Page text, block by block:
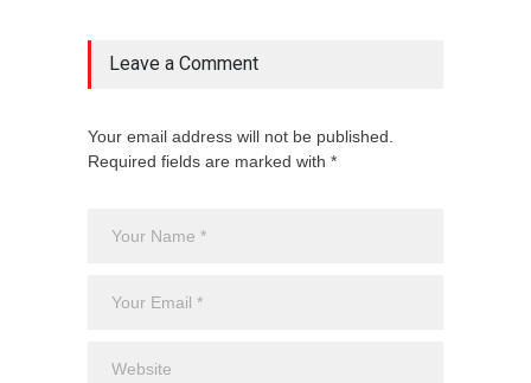
Leave a Comment
Your email address will not be published.
Required fields are marked with *